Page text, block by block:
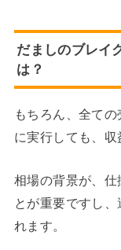
だましのブレイ
は？
もちろん、全て
に実行しても、収
相場の背景が、仕
とが重要ですし
れます。